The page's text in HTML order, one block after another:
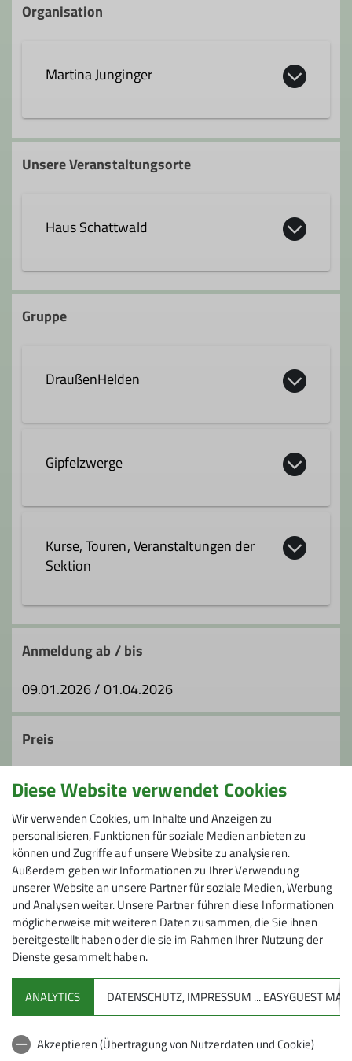
Organisation
Martina Junginger
martina.junginger@alpenverein-
geislingen.de
Unsere Veranstaltungsorte
Haus Schattwald
Fricken 17 17
Gruppe
DraußenHelden
Gipfelzwerge
Jahren
Wer Interesse an den Aktivitäten der
undKlaus JungingerKontakt auf.
Kurse, Touren, Veranstaltungen der
Sektion
Anmeldung ab / bis
09.01.2026 / 01.04.2026
Preis
Kosten für gemeinsame Mahlzeiten
Maximale Teilnehmeranzahl
20
Aktuelles
Diese Website verwendet Cookies
Wir verwenden Cookies, um Inhalte und Anzeigen zu
personalisieren, Funktionen für soziale Medien anbieten zu
können und Zugriffe auf unsere Website zu analysieren.
Außerdem geben wir Informationen zu Ihrer Verwendung
unserer Website an unsere Partner für soziale Medien, Werbung
und Analysen weiter. Unsere Partner führen diese Informationen
möglicherweise mit weiteren Daten zusammen, die Sie ihnen
bereitgestellt haben oder die sie im Rahmen Ihrer Nutzung der
Dienste gesammelt haben.
ANALYTICS DATENSCHUTZ, IMPRESSUM ... EASYGUEST
Akzeptieren (Übertragung von Nutzerdaten und Cookie)